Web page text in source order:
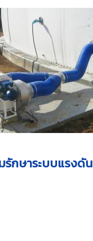
กษาระบบแรงดัน